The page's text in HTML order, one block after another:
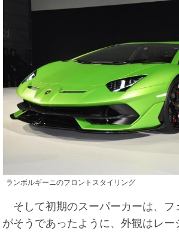
ランボルギーニのフロントスタイリング
そして初期のスーパーカーは、フ
がそうであったように、外観はレー